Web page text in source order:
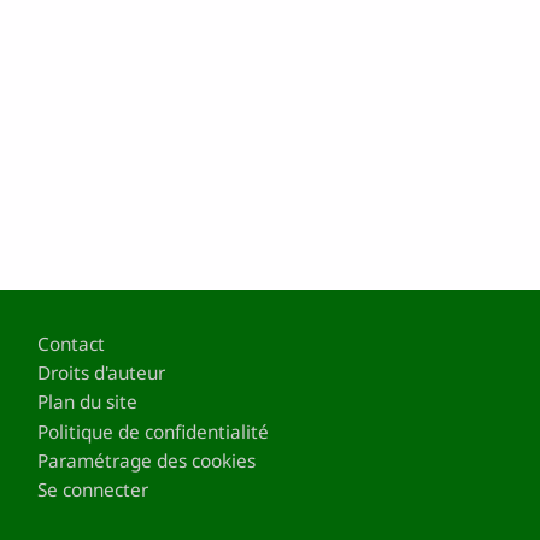
Pied de page
Contact
Droits d'auteur
Plan du site
Politique de confidentialité
Paramétrage des cookies
Se connecter